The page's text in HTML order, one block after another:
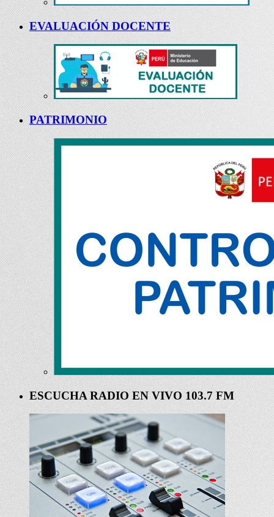
EVALUACIÓN DOCENTE
PATRIMONIO
ESCUCHA RADIO EN VIVO 103.7 FM